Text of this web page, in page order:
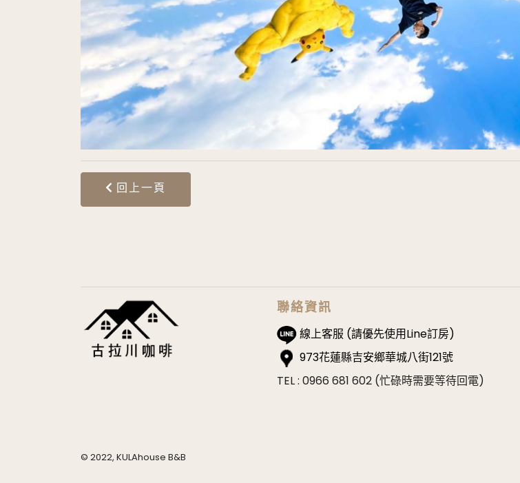
回上一頁
聯絡資訊
線上客服 (請優先使用Line訂房)
973花蓮縣吉安鄉華城八街121號
TEL : 0966 681 602 (忙碌時需要等待回電)
© 2022, KULAhouse B&B